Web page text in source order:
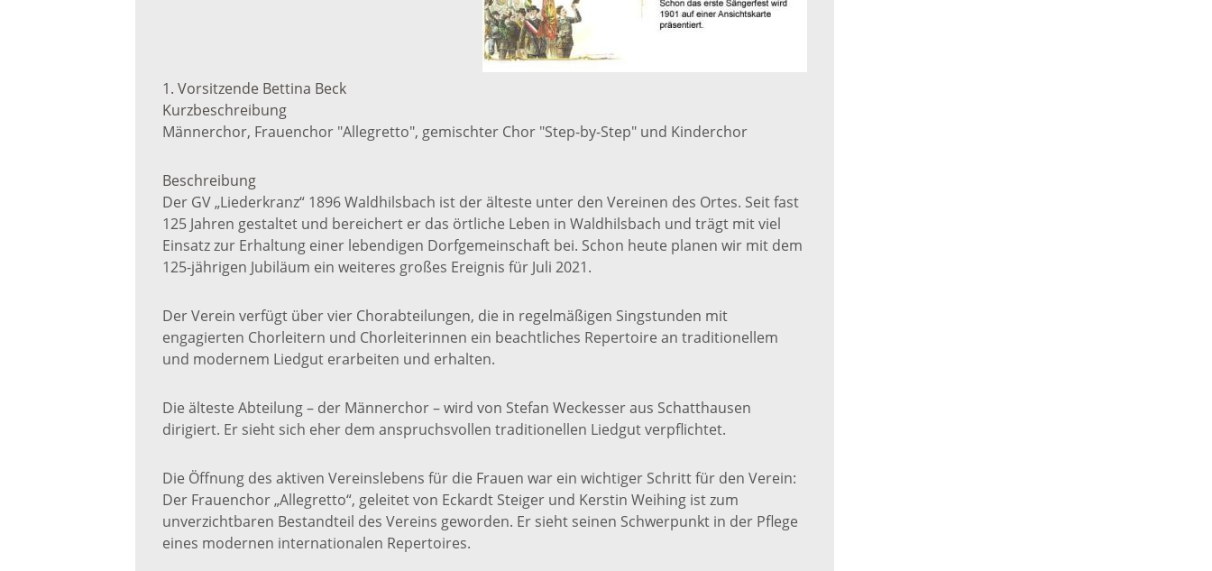
Starkregenrisikomanagement
Waldhilsbach
Entwicklungsprogramm
1. Vorsitzende Bettina Beck
Kurzbeschreibung
Männerchor, Frauenchor "Allegretto", gemischter Chor "Step-by-Step" und Kinderchor
Beschreibung
Der GV „Liederkranz“ 1896 Waldhilsbach ist der älteste unter den Vereinen des Ortes. Seit fast
125 Jahren gestaltet und bereichert er das örtliche Leben in Waldhilsbach und trägt mit viel
Einsatz zur Erhaltung einer lebendigen Dorfgemeinschaft bei. Schon heute planen wir mit dem
125-jährigen Jubiläum ein weiteres großes Ereignis für Juli 2021.
Der Verein verfügt über vier Chorabteilungen, die in regelmäßigen Singstunden mit
engagierten Chorleitern und Chorleiterinnen ein beachtliches Repertoire an traditionellem
und modernem Liedgut erarbeiten und erhalten.
Die älteste Abteilung – der Männerchor – wird von Stefan Weckesser aus Schatthausen
dirigiert. Er sieht sich eher dem anspruchsvollen traditionellen Liedgut verpflichtet.
Die Öffnung des aktiven Vereinslebens für die Frauen war ein wichtiger Schritt für den Verein:
Der Frauenchor „Allegretto“, geleitet von Eckardt Steiger und Kerstin Weihing ist zum
unverzichtbaren Bestandteil des Vereins geworden. Er sieht seinen Schwerpunkt in der Pflege
eines modernen internationalen Repertoires.